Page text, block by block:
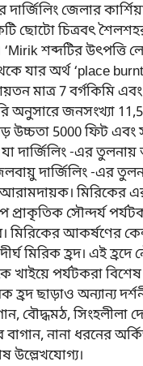
দার্জিলিং জেলার
ছোটো চিত্রবৎ
শব্দটির উৎপত্তি
যার অর্থ ‘place
মাত্র 7 বর্গকিমি
অনুসারে জনসংখ্যা
উচ্চতা 5000 ফিট এবং
দার্জিলিং -এর
দার্জিলিং -এর
মিরিকের
সৌন্দর্য
মিরিকের আকর্ষণের
মিরিক হ্রদ। এই
খাইয়ে পর্যটকরা
হ্রদ ছাড়াও অন্যান্য
বৌদ্ধমঠ, সিংহলীলা
নানা ধরনের
উল্লেখযোগ্য।